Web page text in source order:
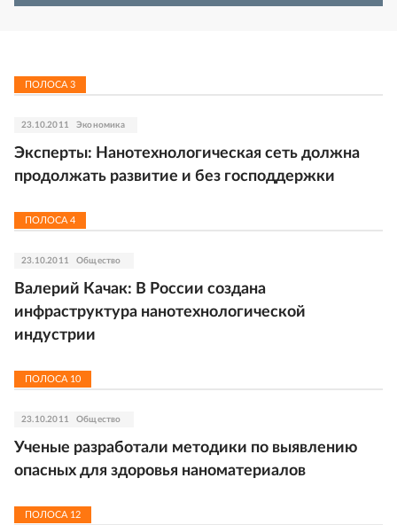
ПОЛОСА 3
23.10.2011 Экономика
Эксперты: Нанотехнологическая сеть должна
продолжать развитие и без господдержки
ПОЛОСА 4
23.10.2011 Общество
Валерий Качак: В России создана
инфраструктура нанотехнологической
индустрии
ПОЛОСА 10
23.10.2011 Общество
Ученые разработали методики по выявлению
опасных для здоровья наноматериалов
ПОЛОСА 12